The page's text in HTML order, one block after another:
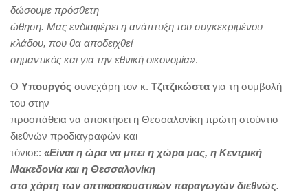
δώσουμε πρόσθετη
ώθηση. Μας ενδιαφέρει η ανάπτυξη του συγκεκριμένου
κλάδου, που θα αποδειχθεί
σημαντικός και για την εθνική οικονομία».
Ο Υπουργός συνεχάρη τον κ. Τζιτζικώστα για τη συμβολή
του στην
προσπάθεια να αποκτήσει η Θεσσαλονίκη πρώτη στούντιο
διεθνών προδιαγραφών και
τόνισε: «Είναι η ώρα να μπει η χώρα μας, η Κεντρική
Μακεδονία και η Θεσσαλονίκη
στο χάρτη των οπτικοακουστικών παραγωγών διεθνώς.